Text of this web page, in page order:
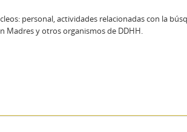
personal, actividades relacionadas con la
Madres y otros organismos de DDHH.